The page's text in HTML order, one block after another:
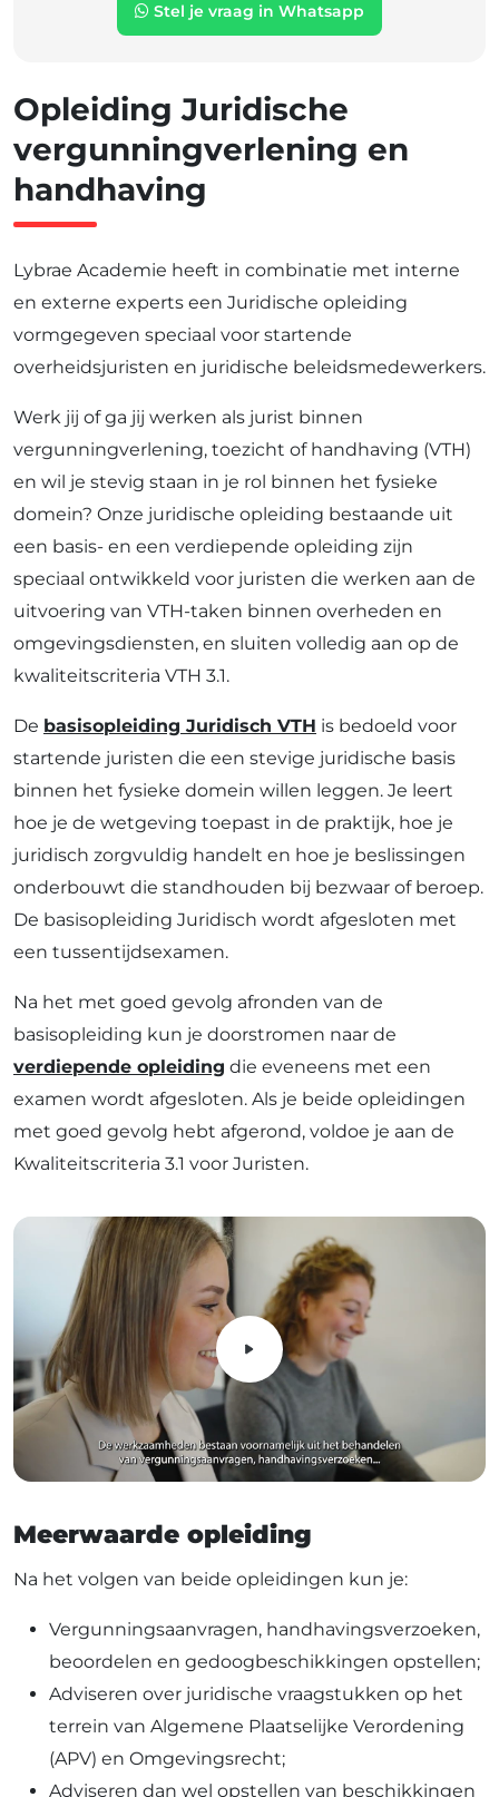
Opleiding Juridische
vergunningverlening en
handhaving
Lybrae Academie heeft in combinatie met interne
en externe experts een Juridische opleiding
vormgegeven speciaal voor startende
overheidsjuristen en juridische beleidsmedewerkers.
Werk jij of ga jij werken als jurist binnen
vergunningverlening, toezicht of handhaving (VTH)
en wil je stevig staan in je rol binnen het fysieke
domein? Onze juridische opleiding bestaande uit
een basis- en een verdiepende opleiding zijn
speciaal ontwikkeld voor juristen die werken aan de
uitvoering van VTH-taken binnen overheden en
omgevingsdiensten, en sluiten volledig aan op de
kwaliteitscriteria VTH 3.1.
De basisopleiding Juridisch VTH is bedoeld voor
startende juristen die een stevige juridische basis
binnen het fysieke domein willen leggen. Je leert
hoe je de wetgeving toepast in de praktijk, hoe je
juridisch zorgvuldig handelt en hoe je beslissingen
onderbouwt die standhouden bij bezwaar of beroep.
De basisopleiding Juridisch wordt afgesloten met
een tussentijdsexamen.
Na het met goed gevolg afronden van de
basisopleiding kun je doorstromen naar de
verdiepende opleiding die eveneens met een
examen wordt afgesloten. Als je beide opleidingen
met goed gevolg hebt afgerond, voldoe je aan de
Kwaliteitscriteria 3.1 voor Juristen.
Meerwaarde opleiding
Na het volgen van beide opleidingen kun je:
Vergunningsaanvragen, handhavingsverzoeken,
beoordelen en gedoogbeschikkingen opstellen;
Adviseren over juridische vraagstukken op het
terrein van Algemene Plaatselijke Verordening
(APV) en Omgevingsrecht;
Adviseren dan wel opstellen van beschikkingen
Stel je vraag in Whatsapp